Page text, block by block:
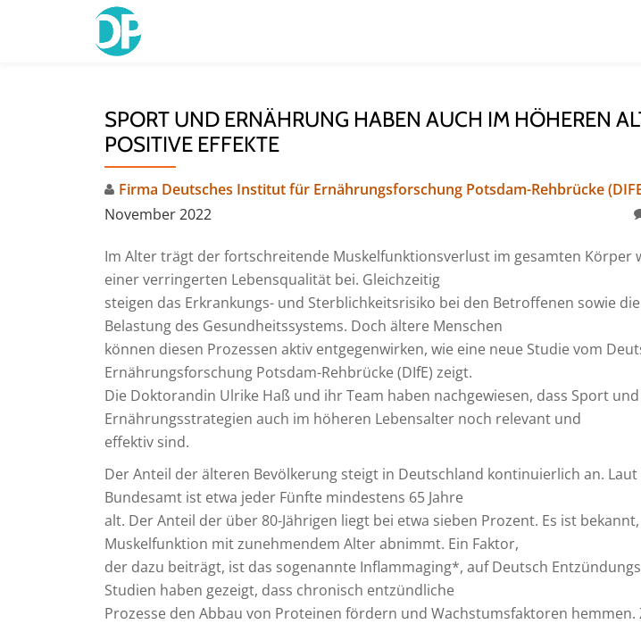
SPORT UND ERNÄHRUNG HABEN AUCH IM HÖHEREN
POSITIVE EFFEKTE
Firma Deutsches Institut für Ernährungsforschung Potsdam-Rehbrücke
November 2022
Im Alter trägt der fortschreitende Muskelfunktionsverlust im gesamten Körper
einer verringerten Lebensqualität bei. Gleichzeitig
steigen das Erkrankungs- und Sterblichkeitsrisiko bei den Betroffenen sowie
Belastung des Gesundheitssystems. Doch ältere Menschen
können diesen Prozessen aktiv entgegenwirken, wie eine neue Studie vom
Ernährungsforschung Potsdam-Rehbrücke (DIfE) zeigt.
Die Doktorandin Ulrike Haß und ihr Team haben nachgewiesen, dass Sport
Ernährungsstrategien auch im höheren Lebensalter noch relevant und
effektiv sind.
Der Anteil der älteren Bevölkerung steigt in Deutschland kontinuierlich an.
Bundesamt ist etwa jeder Fünfte mindestens 65 Jahre
alt. Der Anteil der über 80-Jährigen liegt bei etwa sieben Prozent. Es ist
Muskelfunktion mit zunehmendem Alter abnimmt. Ein Faktor,
der dazu beiträgt, ist das sogenannte Inflammaging*, auf Deutsch
Studien haben gezeigt, dass chronisch entzündliche
Prozesse den Abbau von Proteinen fördern und Wachstumsfaktoren hemmen.